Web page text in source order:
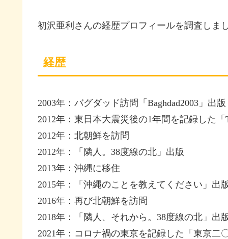
初沢亜利さんの経歴プロフィールを調査しま
経歴
2003年：バグダッド訪問「Baghdad2003」出版
2012年：東日本大震災後の1年間を記録した「
2012年：北朝鮮を訪問
2012年：「隣人。38度線の北」出版
2013年：沖縄に移住
2015年：「沖縄のことを教えてください」出
2016年：再び北朝鮮を訪問
2018年：「隣人、それから。38度線の北」出
2021年：コロナ禍の東京を記録した「東京二